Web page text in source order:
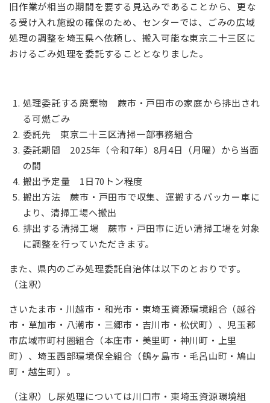
旧作業が相当の期間を要する見込みであることから、更な
る受け入れ施設の確保のため、センターでは、ごみの広域
処理の調整を埼玉県へ依頼し、搬入可能な東京二十三区に
おけるごみ処理を委託することとなりました。
処理委託する廃棄物 蕨市・戸田市の家庭から排出され
る可燃ごみ
委託先 東京二十三区清掃一部事務組合
委託期間 2025年（令和7年）8月4日（月曜）から当面
の間
搬出予定量 1日70トン程度
搬出方法 蕨市・戸田市で収集、運搬するパッカー車に
より、清掃工場へ搬出
排出する清掃工場 蕨市・戸田市に近い清掃工場を対象
に調整を行っていただきます。
また、県内のごみ処理委託自治体は以下のとおりです。
（注釈）
さいたま市・川越市・和光市・東埼玉資源環境組合（越谷
市・草加市・八潮市・三郷市・吉川市・松伏町）、児玉郡
市広域市町村圏組合（本庄市・美里町・神川町・上里
町）、埼玉西部環境保全組合（鶴ヶ島市・毛呂山町・鳩山
町・越生町）。
（注釈）し尿処理については川口市・東埼玉資源環境組